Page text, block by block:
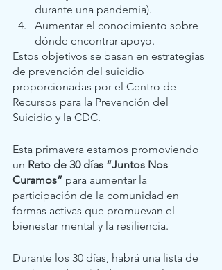
durante una pandemia).
Aumentar el conocimiento sobre
dónde encontrar apoyo.
Estos objetivos se basan en estrategias
de prevención del suicidio
proporcionadas por el Centro de
Recursos para la Prevención del
Suicidio y la CDC.
Esta primavera estamos promoviendo
un Reto de 30 días “Juntos Nos
Curamos” para aumentar la
participación de la comunidad en
formas activas que promuevan el
bienestar mental y la resiliencia.
Durante los 30 días, habrá una lista de